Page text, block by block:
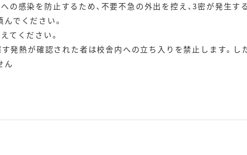
の感染を防止するため、不要不急の外出を控え、3密が発生す
でください。
てください。
発熱が確認された者は校舎内への立ち入りを禁止します。し
ん